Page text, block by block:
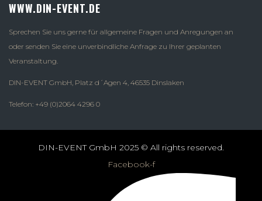
WWW.DIN-EVENT.DE
Sprechen Sie uns gerne für allgemeine Fragen und Anregungen an
oder senden Sie eine unverbindliche Anfrage zu Ihrer geplanten
Veranstaltung.
DIN-EVENT GmbH, Platz d´Agen 4, 46535 Dinslaken
Telefon: +49 (0)2064 4296 0
DIN-EVENT GmbH 2025 © All rights reserved.
Facebook-f